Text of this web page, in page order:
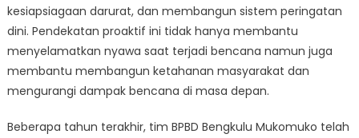
kesiapsiagaan darurat, dan membangun sistem peringatan
dini. Pendekatan proaktif ini tidak hanya membantu
menyelamatkan nyawa saat terjadi bencana namun juga
membantu membangun ketahanan masyarakat dan
mengurangi dampak bencana di masa depan.
Beberapa tahun terakhir, tim BPBD Bengkulu Mukomuko telah